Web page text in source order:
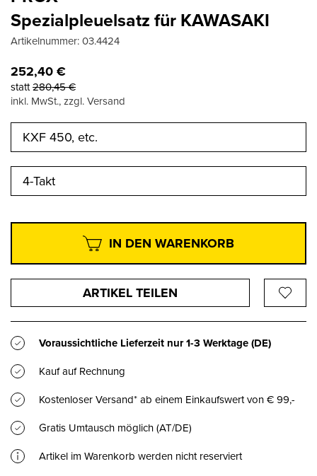
Spezialpleuelsatz für KAWASAKI
Artikelnummer:03.4424
252,40€
statt280,45€
inkl. MwSt., zzgl. Versand
KXF 450, etc.
4-Takt
IN DEN WARENKORB
ARTIKEL TEILEN
Voraussichtliche Lieferzeit nur1-3 Werktage(DE)
Kauf auf Rechnung
Kostenloser Versand* ab einem Einkaufswert von € 99,-
Gratis Umtausch möglich (AT/DE)
Artikel im Warenkorb werden nicht reserviert